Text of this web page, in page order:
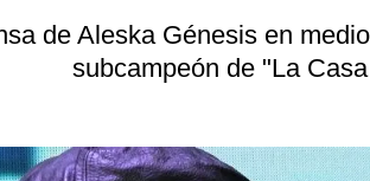
de Aleska Génesis en
subcampeón de "La